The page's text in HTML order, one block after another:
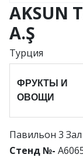
AKSUN
A.Ş
Турция
ФРУКТЫ И
ОВОЩИ
Павильон 3
Стенд №-